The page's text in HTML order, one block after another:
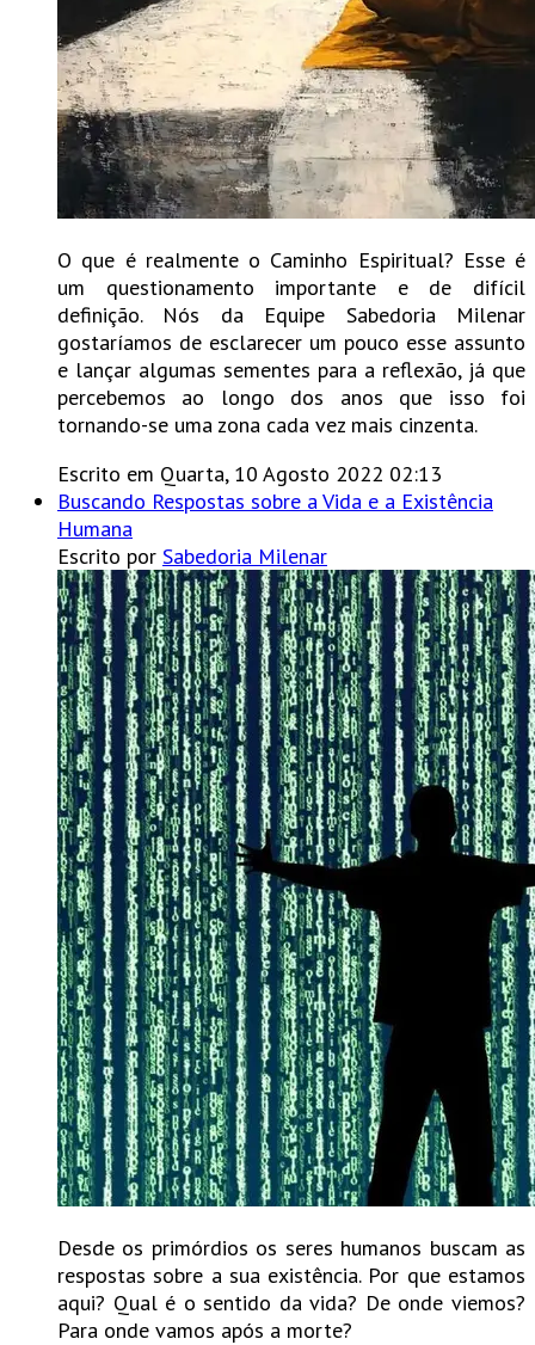
O que é realmente o Caminho Espiritual? Esse é
um questionamento importante e de difícil
definição. Nós da Equipe Sabedoria Milenar
gostaríamos de esclarecer um pouco esse assunto
e lançar algumas sementes para a reflexão, já que
percebemos ao longo dos anos que isso foi
tornando-se uma zona cada vez mais cinzenta.
Escrito em Quarta, 10 Agosto 2022 02:13
Buscando Respostas sobre a Vida e a Existência
Humana
Escrito por Sabedoria Milenar
Desde os primórdios os seres humanos buscam as
respostas sobre a sua existência. Por que estamos
aqui? Qual é o sentido da vida? De onde viemos?
Para onde vamos após a morte?